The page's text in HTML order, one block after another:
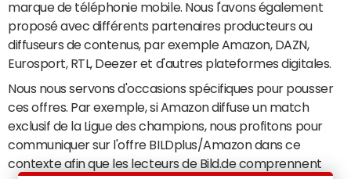
marque de téléphonie mobile. Nous l'avons également
proposé avec différents partenaires producteurs ou
diffuseurs de contenus, par exemple Amazon, DAZN,
Eurosport, RTL, Deezer et d'autres plateformes digitales.
Nous nous servons d'occasions spécifiques pour pousser
ces offres. Par exemple, si Amazon diffuse un match
exclusif de la Ligue des champions, nous profitons pour
communiquer sur l'offre BILDplus/Amazon dans ce
contexte afin que les lecteurs de Bild.de comprennent